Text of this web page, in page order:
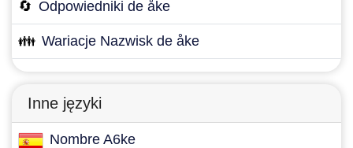
🔄 Odpowiedniki de åke
👪 Wariacje Nazwisk de åke
Inne języki
Nombre A6ke